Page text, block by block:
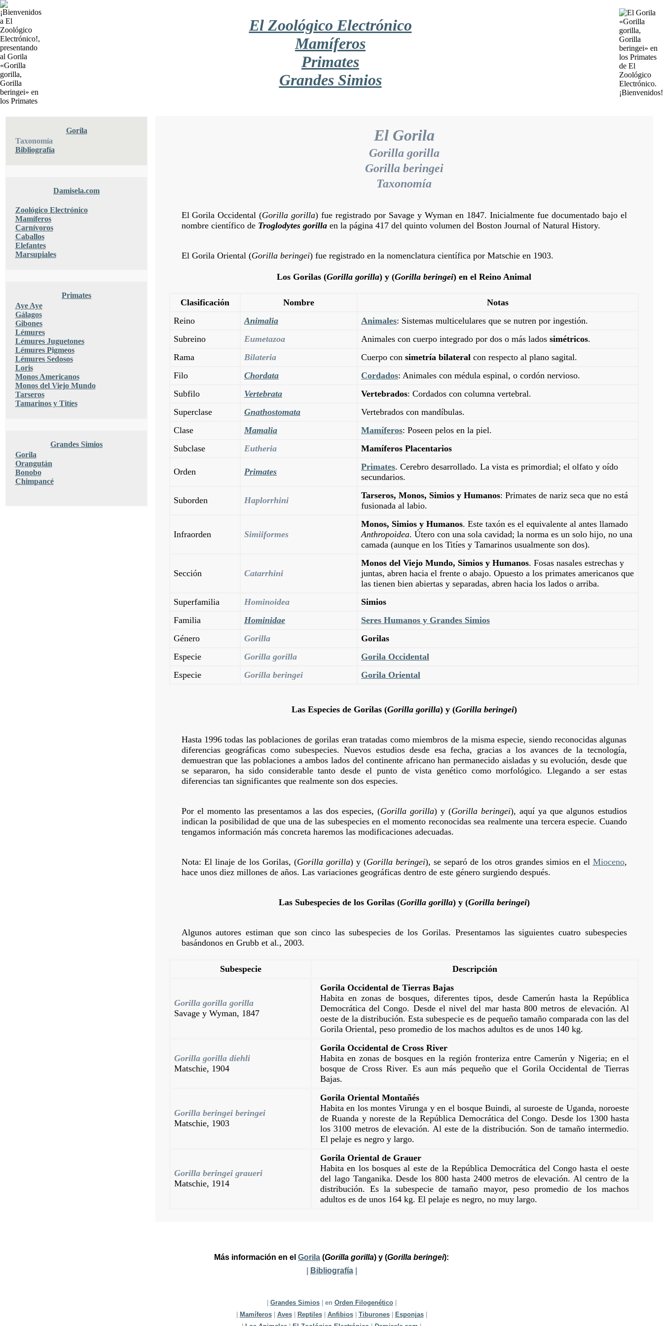
El Zoológico Electrónico
Mamíferos
Primates
Grandes Simios
Gorila
Taxonomía
Bibliografía
Damisela.com
Zoológico Electrónico
Mamíferos
Carnívoros
Caballos
Elefantes
Marsupiales
Primates
Aye Aye
Gálagos
Gibones
Lémures
Lémures Juguetones
Lémures Pigmeos
Lémures Sedosos
Loris
Monos Americanos
Monos del Viejo Mundo
Tarseros
Tamarinos y Titíes
Grandes Simios
Gorila
Orangután
Bonobo
Chimpancé
El Gorila
Gorilla gorilla
Gorilla beringei
Taxonomía
El Gorila Occidental (Gorilla gorilla) fue registrado por Savage y Wyman en 1847. Inicialmente fue documentado bajo el
nombre científico de Troglodytes gorillaen la página 417 del quinto volumen del Boston Journal of Natural History.
El Gorila Oriental (Gorilla beringei) fue registrado en la nomenclatura científica por Matschie en 1903.
Los Gorilas (Gorilla gorilla) y (Gorilla beringei) en el Reino Animal
Clasificación Nombre
Notas
Reino
Animalia Animales: Sistemas multicelulares que se nutren por ingestión.
Subreino
Eumetazoa Animales con cuerpo integrado por dos o más lados simétricos.
Rama
Bilateria Cuerpo con simetría bilateral con respecto al plano sagital.
Filo
Chordata Cordados: Animales con médula espinal, o cordón nervioso.
Subfilo
Vertebrata Vertebrados: Cordados con columna vertebral.
Superclase
Gnathostomata
Vertebrados con mandíbulas.
Clase
Mamalia Mamíferos: Poseen pelos en la piel.
Subclase
Eutheria Mamíferos Placentarios
Orden Primates Primates. Cerebro desarrollado. La vista es primordial; el olfato y oído
secundarios.
Suborden Haplorrhini Tarseros, Monos, Simios y Humanos: Primates de nariz seca que no está
fusionada al labio.
Infraorden Simiiformes
Monos, Simios y Humanos. Este taxón es el equivalente al antes llamado
Anthropoidea. Útero con una sola cavidad; la norma es un solo hijo, no una
camada (aunque en los Titíes y Tamarinos usualmente son dos).
Sección Catarrhini
Monos del Viejo Mundo, Simios y Humanos. Fosas nasales estrechas y
juntas, abren hacia el frente o abajo. Opuesto a los primates americanos que
las tienen bien abiertas y separadas, abren hacia los lados o arriba.
Superfamilia
Hominoidea
Simios
Familia
Hominidae
Seres Humanos y Grandes Simios
Género
Gorilla
Gorilas
Especie
Gorilla gorilla
Gorila Occidental
Especie
Gorilla beringei Gorila Oriental
Las Especies de Gorilas (Gorilla gorilla) y (Gorilla beringei)
Hasta 1996 todas las poblaciones de gorilas eran tratadas como miembros de la misma especie, siendo reconocidas algunas
diferencias geográficas como subespecies. Nuevos estudios desde esa fecha, gracias a los avances de la tecnología,
demuestran que las poblaciones a ambos lados del continente africano han permanecido aisladas y su evolución, desde que
se separaron, ha sido considerable tanto desde el punto de vista genético como morfológico. Llegando a ser estas
diferencias tan significantes que realmente son dos especies.
Por el momento las presentamos a las dos especies, (Gorilla gorilla) y (Gorilla beringei), aquí ya que algunos estudios
indican la posibilidad de que una de las subespecies en el momento reconocidas sea realmente una tercera especie. Cuando
tengamos información más concreta haremos las modificaciones adecuadas.
Nota: El linaje de los Gorilas, (Gorilla gorilla) y (Gorilla beringei), se separó de los otros grandes simios en el Mioceno,
hace unos diez millones de años. Las variaciones geográficas dentro de este género surgiendo después.
Las Subespecies de los Gorilas (Gorilla gorilla) y (Gorilla beringei)
Algunos autores estiman que son cinco las subespecies de los Gorilas. Presentamos las siguientes cuatro subespecies
basándonos en Grubb et al., 2003.
Subespecie Descripción
Gorilla gorilla gorilla
Savage y Wyman, 1847
Gorila Occidental de Tierras Bajas
Habita en zonas de bosques, diferentes tipos, desde Camerún hasta la República
Democrática del Congo. Desde el nivel del mar hasta 800 metros de elevación. Al
oeste de la distribución. Esta subespecie es de pequeño tamaño comparada con las del
Gorila Oriental, peso promedio de los machos adultos es de unos 140 kg.
Gorilla gorilla diehli
Matschie, 1904
Gorila Occidental de Cross River
Habita en zonas de bosques en la región fronteriza entre Camerún y Nigeria; en el
bosque de Cross River. Es aun más pequeño que el Gorila Occidental de Tierras
Bajas.
Gorilla beringei beringei
Matschie, 1903
Gorila Oriental Montañés
Habita en los montes Virunga y en el bosque Buindi, al suroeste de Uganda, noroeste
de Ruanda y noreste de la República Democrática del Congo. Desde los 1300 hasta
los 3100 metros de elevación. Al este de la distribución. Son de tamaño intermedio.
El pelaje es negro y largo.
Gorilla beringei graueri
Matschie, 1914
Gorila Oriental de Grauer
Habita en los bosques al este de la República Democrática del Congo hasta el oeste
del lago Tanganika. Desde los 800 hasta 2400 metros de elevación. Al centro de la
distribución. Es la subespecie de tamaño mayor, peso promedio de los machos
adultos es de unos 164 kg. El pelaje es negro, no muy largo.
Más información en el Gorila (Gorilla gorilla) y (Gorilla beringei):
Bibliografía|
Grandes Simios| en Orden Filogenético|
Mamíferos| Aves| Reptiles| Anfibios| Tiburones| Esponjas|